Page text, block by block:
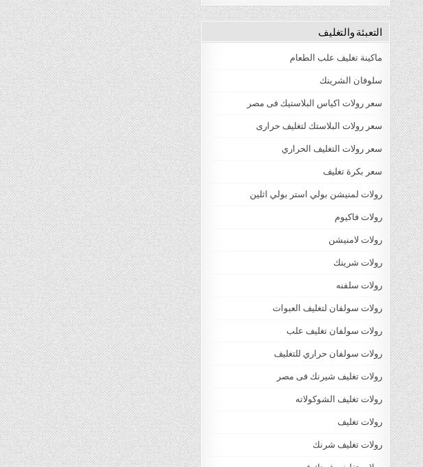
التعبئة والتغليف
ماكينة تغليف علب الطعام
سلوفان الشرينك
سعر رولات اكياس البلاستيك فى مصر
سعر رولات البلاستك لتغليف حرارى
سعر رولات التغليف الحراري
سعر بكرة تغليف
رولات لمنيشن بولي استر بولي اثلين
رولات فاكيوم
رولات لامنيشن
رولات شرينك
رولات سلفنه
رولات سولفان لتغليف العبوات
رولات سولفان تغليف علب
رولات سولفان حراري للتغليف
رولات تغليف شيرنك فى مصر
رولات تغليف الشوكولاته
رولات تغليف
رولات تغليف شرنك